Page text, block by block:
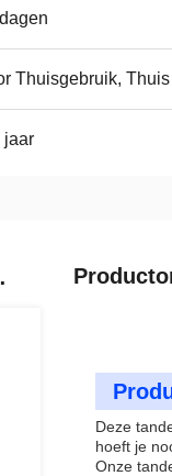
Thuisgebruik,
jaar
Deze
hoeft je
Onze